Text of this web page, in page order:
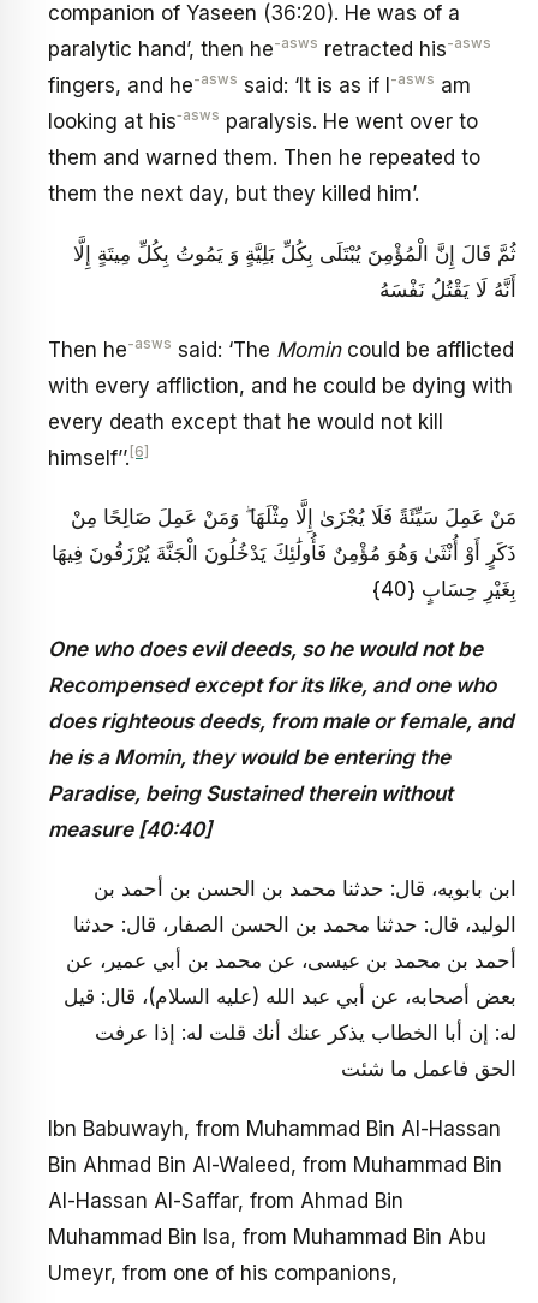
companion of Yaseen (36:20). He was of a
paralytic hand’, then he-asws retracted his-asws
fingers, and he-asws said: ‘It is as if I -asws am
looking at his‑asws paralysis. He went over to
them and warned them. Then he repeated to
them the next day, but they killed him’.
ثُمَّ قَالَ إِنَّ الْمُؤْمِنَ يُبْتَلَى بِكُلِّ بَلِيَّةٍ وَ يَمُوتُ بِكُلِّ مِيتَةٍ إِلَّا
أَنَّهُ لَا يَقْتُلُ نَفْسَهُ‏
Then he-asws said: ‘The Momincould be afflicted
with every affliction, and he could be dying with
every death except that he would not kill
himself’’. [6]
مَنْ عَمِلَ سَيِّئَةً فَلَا يُجْزَىٰ إِلَّا مِثْلَهَا ۖ وَمَنْ عَمِلَ صَالِحًا مِنْ
ذَكَرٍ أَوْ أُنْثَىٰ وَهُوَ مُؤْمِنٌ فَأُولَٰئِكَ يَدْخُلُونَ الْجَنَّةَ يُرْزَقُونَ فِيهَا
بِغَيْرِ حِسَابٍ {40}
One who does evil deeds, so he would not be
Recompensed except for its like, and one who
does righteous deeds, from male or female, and
he is a Momin, they would be entering the
Paradise, being Sustained therein without
measure [40:40]
ابن بابويه، قال: حدثنا محمد بن الحسن بن أحمد بن
الوليد، قال: حدثنا محمد بن الحسن الصفار، قال: حدثنا
أحمد بن محمد بن عيسى، عن محمد بن أبي عمير، عن
بعض أصحابه، عن أبي عبد الله (عليه السلام)، قال: قيل
له: إن أبا الخطاب يذكر عنك أنك قلت له: إذا عرفت
الحق فاعمل ما شئت
Ibn Babuwayh, from Muhammad Bin Al-Hassan
Bin Ahmad Bin Al-Waleed, from Muhammad Bin
Al-Hassan Al-Saffar, from Ahmad Bin
Muhammad Bin Isa, from Muhammad Bin Abu
Umeyr, from one of his companions,